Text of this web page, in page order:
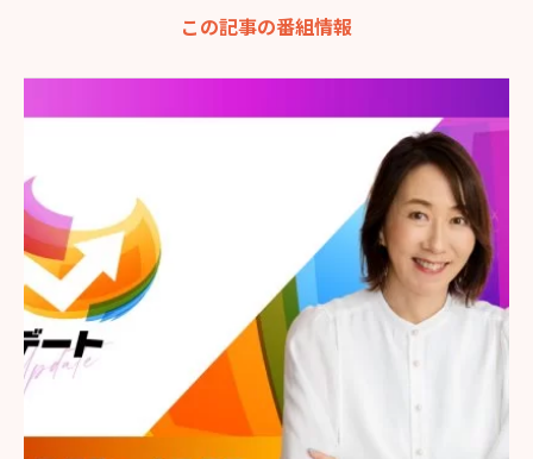
この記事の番組情報